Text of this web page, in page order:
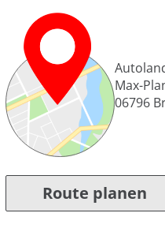
Max-
06796
Route planen